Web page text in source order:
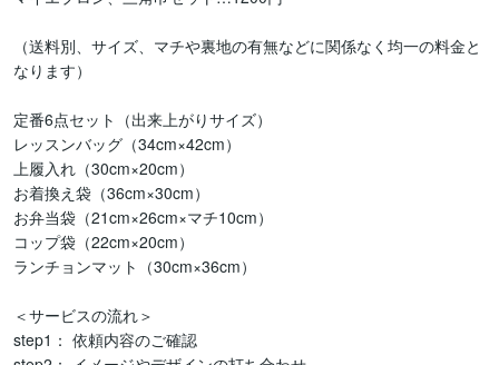
（送料別、サイズ、マチや裏地の有無などに関係なく均一の料金と
なります）
定番6点セット（出来上がりサイズ）
レッスンバッグ（34cm×42cm）
上履入れ（30cm×20cm）
お着換え袋（36cm×30cm）
お弁当袋（21cm×26cm×マチ10cm）
コップ袋（22cm×20cm）
ランチョンマット（30cm×36cm）
＜サービスの流れ＞
step1： 依頼内容のご確認